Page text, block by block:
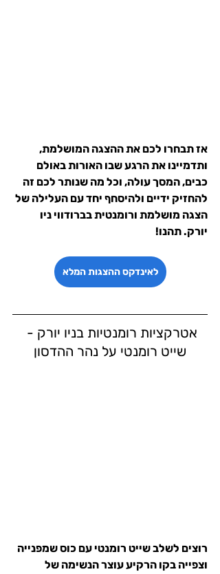
אז תבחרו לכם את ההצגה המושלמת,
ותדמיינו את הרגע שבו האורות באולם
כבים, המסך עולה, וכל מה שנותר לכם זה
להחזיק ידיים ולהיסחף יחד עם העלילה של
הצגה מושלמת ורומנטית בברודווי ניו
יורק. תהנו!
לאינדקס ההצגות המלא
אטרקציות רומנטיות בניו יורק -
שייט רומנטי על נהר ההדסון
רוצים לשלב שייט רומנטי עם כוס שמפנייה
וצפייה בקו הרקיע עוצר הנשימה של